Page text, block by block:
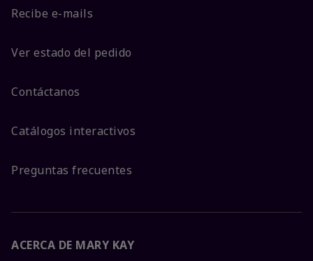
Recibe e-mails
Ver estado del pedido
Contáctanos
Catálogos interactivos
Preguntas frecuentes
ACERCA DE MARY KAY